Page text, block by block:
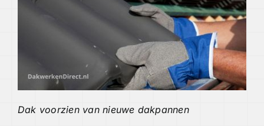
Dak voorzien van nieuwe dakpannen